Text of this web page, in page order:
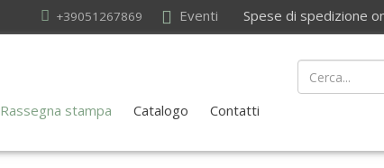
Eventi Spese di spedizione
+39051267869
Rassegna stampa Catalogo Contatti